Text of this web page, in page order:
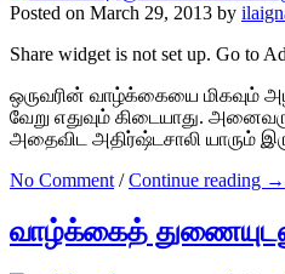
Posted on March 29, 2013 by
Share widget is not set up. Go to
ஒருவரின் வாழ்க்கையை மிகவும்
வேறு எதுவும் கிடையாது.
அதைவிட அதிர்ஷ்டசாலி யாரும்
No Comment /Continue reading →
வாழ்க்கைத்